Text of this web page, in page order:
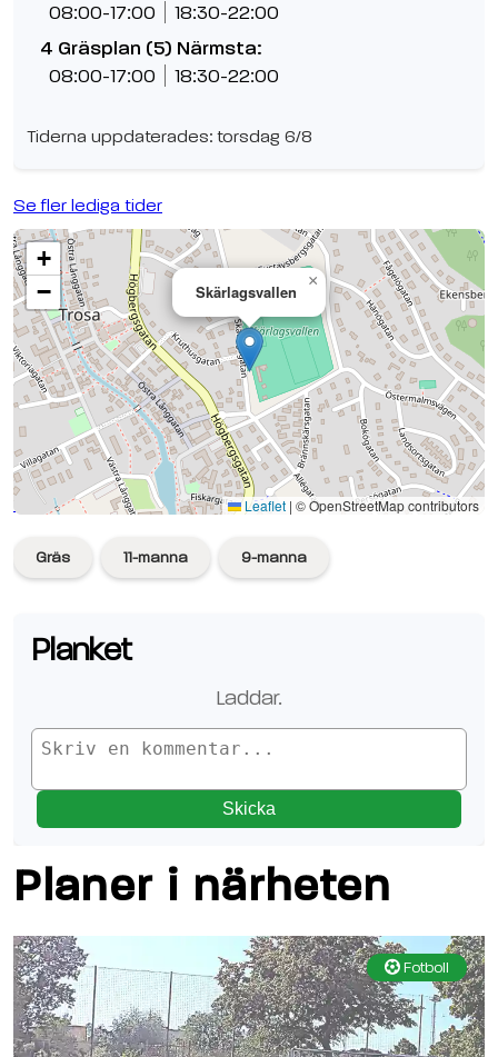
08:00-17:00 18:30-22:00
4 Gräsplan (5) Närmsta:
08:00-17:00 18:30-22:00
Tiderna uppdaterades: torsdag 6/8
Se fler lediga tider
Skärlagsvallen
×
+
−
Leaflet | © OpenStreetMap contributors
Se planen på Google Maps
Gräs 11-manna 9-manna
Planket
Laddar.
Skicka
Planer i närheten
Fotboll